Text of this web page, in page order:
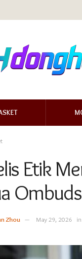
Etik
Zhou May 29, 2026 in